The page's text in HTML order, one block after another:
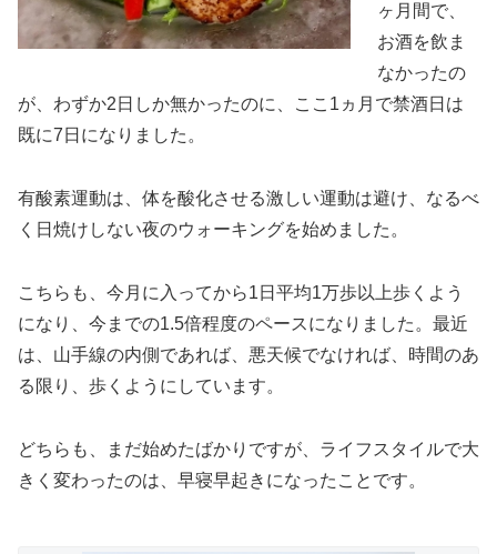
ヶ月間で、
お酒を飲ま
なかったの
が、わずか2日しか無かったのに、ここ1ヵ月で禁酒日は
既に7日になりました。
有酸素運動は、体を酸化させる激しい運動は避け、なるべ
く日焼けしない夜のウォーキングを始めました。
こちらも、今月に入ってから1日平均1万歩以上歩くよう
になり、今までの1.5倍程度のペースになりました。最近
は、山手線の内側であれば、悪天候でなければ、時間のあ
る限り、歩くようにしています。
どちらも、まだ始めたばかりですが、ライフスタイルで大
きく変わったのは、早寝早起きになったことです。